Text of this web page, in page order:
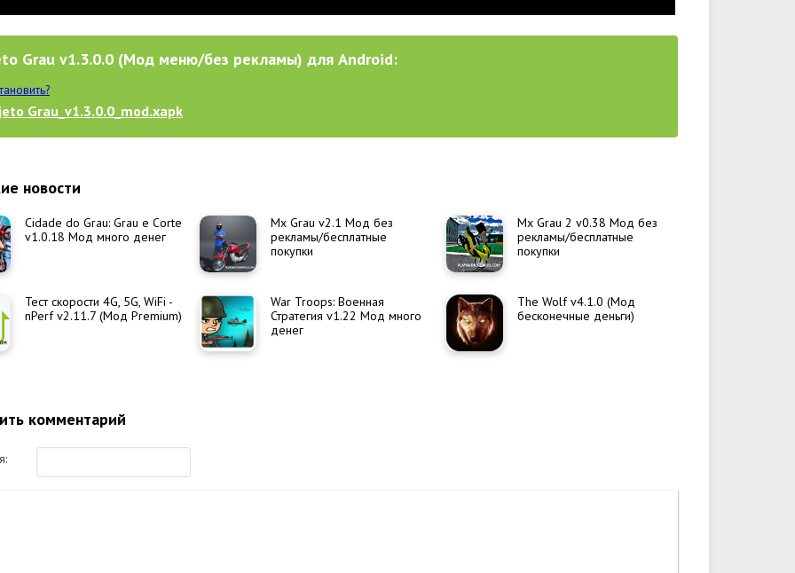
Grau v1.3.0.0 (Мод меню/без рекламы) для Android:
Grau_v1.3.0.0_mod.xapk
новости
Cidade do Grau: Grau e Corte
v1.0.18 Мод много денег
Mx Grau v2.1 Мод без
рекламы/бесплатные
покупки
Mx Grau 2 v0.38 Мод без
рекламы/бесплатные
покупки
Тест скорости 4G, 5G, WiFi -
nPerf v2.11.7 (Мод Premium)
War Troops: Военная
Стратегия v1.22 Мод много
денег
The Wolf v4.1.0 (Мод
бесконечные деньги)
комментарий